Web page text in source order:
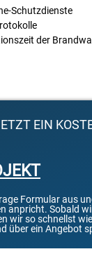
Schutzdienste
der
EIN
Formular aus
anpricht. Sobald
wir so schnellst
über ein Angebot